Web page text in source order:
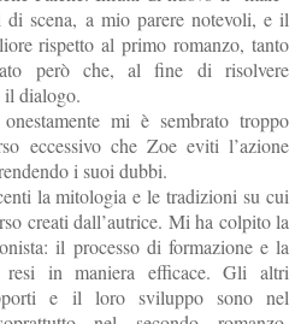
scena, a mio parere notevoli, e il
rispetto al primo romanzo, tanto
però che, al fine di risolvere
il dialogo.
mi è sembrato troppo
eccessivo che Zoe eviti l’azione
i suoi dubbi.
la mitologia e le tradizioni su cui
creati dall’autrice. Mi ha colpito la
il processo di formazione e la
resi in maniera efficace. Gli altri
e il loro sviluppo sono nel